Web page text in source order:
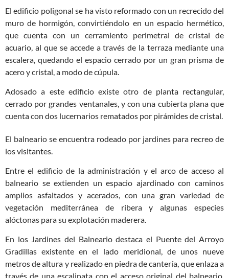
El edificio poligonal se ha visto reformado con un recrecido del
muro de hormigón, convirtiéndolo en un espacio hermético,
que cuenta con un cerramiento perimetral de cristal de
acuario, al que se accede a través de la terraza mediante una
escalera, quedando el espacio cerrado por un gran prisma de
acero y cristal, a modo de cúpula.
Adosado a este edificio existe otro de planta rectangular,
cerrado por grandes ventanales, y con una cubierta plana que
cuenta con dos lucernarios rematados por pirámides de cristal.
El balneario se encuentra rodeado por jardines para recreo de
los visitantes.
Entre el edificio de la administración y el arco de acceso al
balneario se extienden un espacio ajardinado con caminos
amplios asfaltados y acerados, con una gran variedad de
vegetación mediterránea de ribera y algunas especies
alóctonas para su explotación maderera.
En los Jardines del Balneario destaca el Puente del Arroyo
Gradillas existente en el lado meridional, de unos nueve
metros de altura y realizado en piedra de cantería, que enlaza a
través de una escalinata con el acceso original del balneario,